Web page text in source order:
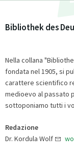
Bibliothek des
Nella collana
fondata nel 1905, si
carattere scientifico
medioevo al passato
sottoponiamo tutti i
Redazione
Dr. Kordula Wolf